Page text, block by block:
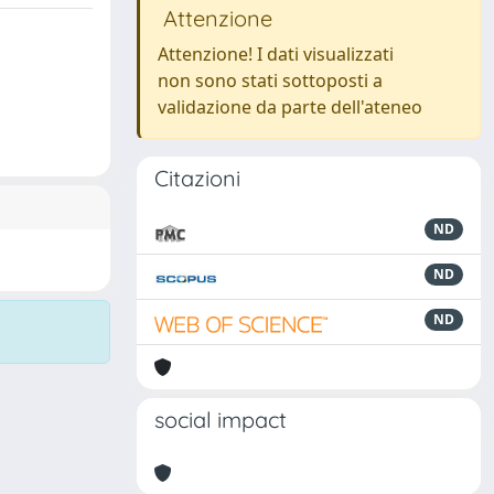
Attenzione
Attenzione! I dati visualizzati
non sono stati sottoposti a
validazione da parte dell'ateneo
Citazioni
ND
ND
ND
social impact